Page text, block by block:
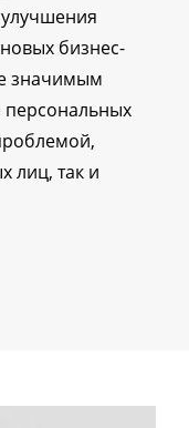
бизнес-
значимым
персональных
лиц, так и